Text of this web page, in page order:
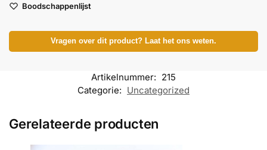
Boodschappenlijst
Vragen over dit product? Laat het ons weten.
Artikelnummer: 215
Categorie: Uncategorized
Gerelateerde producten